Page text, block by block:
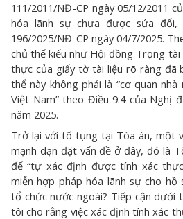
111/2011/NĐ-CP ngày 05/12/2011
hóa lãnh sự chưa được sửa
196/2025/NĐ-CP ngày 04/7/2025.
chủ thể kiểu như Hội đồng Trọng
thực của giấy tờ tài liệu rõ ràng đã
thể này không phải là “cơ quan
Việt Nam” theo Điều 9.4 của Nghị
năm 2025.
Trở lại với tố tụng tại Tòa án, một
mạnh dạn đặt vấn đề ở đây, đó là
để “tự xác định được tính xác
miễn hợp pháp hóa lãnh sự cho hồ
tổ chức nước ngoài? Tiếp cận dưới
tôi cho rằng việc xác định tính xác